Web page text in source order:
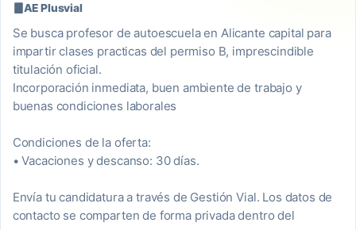
AE Plusvial
Se busca profesor de autoescuela en Alicante capital para
impartir clases practicas del permiso B, imprescindible
titulación oficial.
Incorporación inmediata, buen ambiente de trabajo y
buenas condiciones laborales
Condiciones de la oferta:
• Vacaciones y descanso: 30 días.
Envía tu candidatura a través de Gestión Vial. Los datos de
contacto se comparten de forma privada dentro del